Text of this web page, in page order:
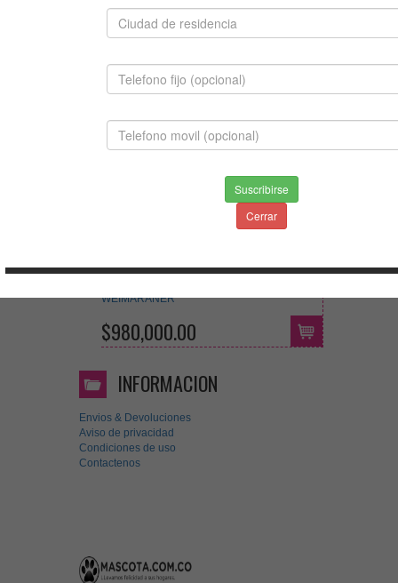
Use palabras clave para encontrar el producto que
busca.
Búsqueda Avanzada
SUGERIDO
WEIMARANER
$980,000.00
INFORMACION
Envios & Devoluciones
Aviso de privacidad
Condiciones de uso
Contactenos
Suscribirse
Cerrar